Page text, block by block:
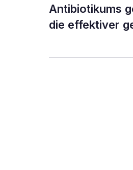
Antibiotikums
die effektiver